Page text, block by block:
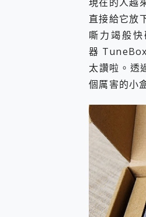
直接給它放
嘶力竭般
器
太讚啦。透
個厲害的小